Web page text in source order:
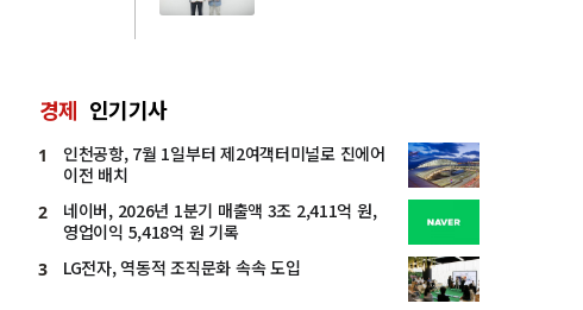
경제 인기기사
1
인천공항, 7월 1일부터 제2여객터미널로 진에어
이전 배치
2
네이버, 2026년 1분기 매출액 3조 2,411억 원,
영업이익 5,418억 원 기록
3 LG전자, 역동적 조직문화 속속 도입